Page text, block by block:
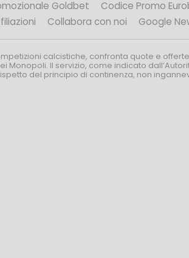
Goldbet Codice Promo
Collabora con noi Google
calcistiche, confronta quote e
Monopoli. Il servizio, come indicato
del principio di continenza, non